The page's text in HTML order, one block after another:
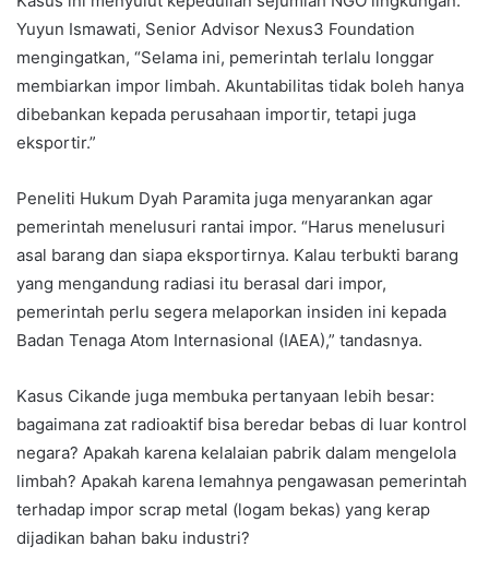
Yuyun Ismawati, Senior Advisor Nexus3 Foundation
mengingatkan, “Selama ini, pemerintah terlalu longgar
membiarkan impor limbah. Akuntabilitas tidak boleh hanya
dibebankan kepada perusahaan importir, tetapi juga
eksportir.”
Peneliti Hukum Dyah Paramita juga menyarankan agar
pemerintah menelusuri rantai impor. “Harus menelusuri
asal barang dan siapa eksportirnya. Kalau terbukti barang
yang mengandung radiasi itu berasal dari impor,
pemerintah perlu segera melaporkan insiden ini kepada
Badan Tenaga Atom Internasional (IAEA),” tandasnya.
Kasus Cikande juga membuka pertanyaan lebih besar:
bagaimana zat radioaktif bisa beredar bebas di luar kontrol
negara? Apakah karena kelalaian pabrik dalam mengelola
limbah? Apakah karena lemahnya pengawasan pemerintah
terhadap impor scrap metal (logam bekas) yang kerap
dijadikan bahan baku industri?